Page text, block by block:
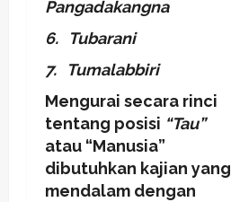
Pangadakangna
6.
Tubarani
7.
Tumalabbiri
Mengurai secara rinci
tentang posisi “Tau”
atau “Manusia”
dibutuhkan kajian yang
mendalam dengan